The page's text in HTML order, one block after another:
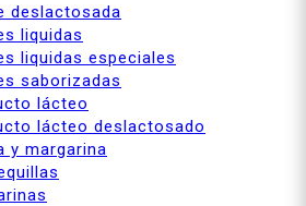
deslactosada
liquidas
liquidas especiales
saborizadas
lácteo
lácteo deslactosado
y margarina